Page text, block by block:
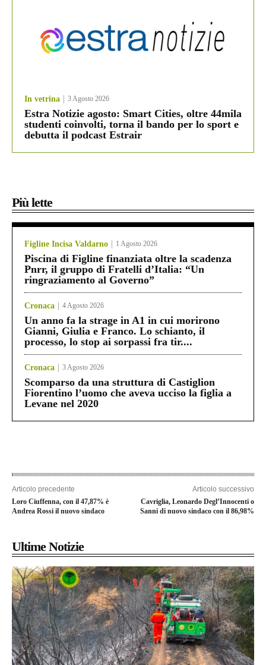
In vetrina 3 Agosto 2026
Estra Notizie agosto: Smart Cities, oltre 44mila
studenti coinvolti, torna il bando per lo sport e
debutta il podcast Estrair
Più lette
Figline Incisa Valdarno 1 Agosto 2026
Piscina di Figline finanziata oltre la scadenza
Pnrr, il gruppo di Fratelli d’Italia: “Un
ringraziamento al Governo”
Cronaca 4 Agosto 2026
Un anno fa la strage in A1 in cui morirono
Gianni, Giulia e Franco. Lo schianto, il
processo, lo stop ai sorpassi fra tir....
Cronaca 3 Agosto 2026
Scomparso da una struttura di Castiglion
Fiorentino l’uomo che aveva ucciso la figlia a
Levane nel 2020
Articolo precedente
Loro Ciuffenna, con il 47,87% è
Andrea Rossi il nuovo sindaco
Articolo successivo
Cavriglia, Leonardo Degl’Innocenti o
Sanni di nuovo sindaco con il 86,98%
Ultime Notizie